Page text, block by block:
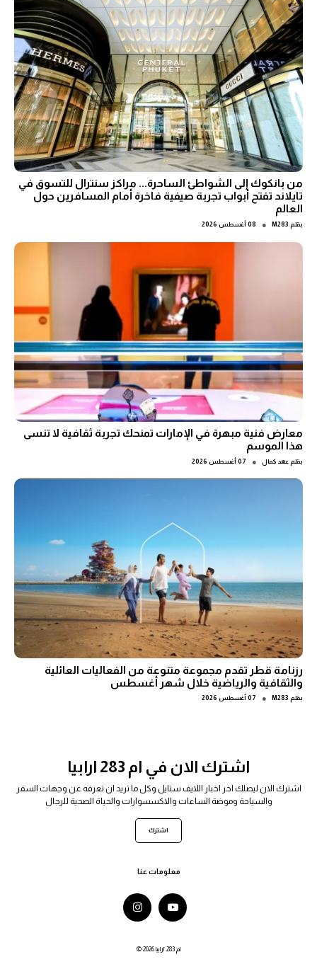
من بانكوك إلى الشواطئ الساحرة... مراكز سنترال للتسوق في
تايلاند تفتح أبواب تجربة صيفية فاخرة أمام المسافرين حول
العالم
بقلم M283
● 08 أغسطس 2026
معارض فنية مبهرة في الإمارات تمنحك تجربة ثقافية لا تنسى
هذا الموسم
بقلم عهد كمال ● 07 أغسطس 2026
رزنامة قطر تقدم مجموعة متنوعة من الفعاليات العائلية
والثقافية والرياضية خلال شهر أغسطس
بقلم M283
● 07 أغسطس 2026
اشترك الان في ام 283 ارابيا
اشترك الان ليصلك اخر اخبار اللايف ستايل وكل ما تريد ان تعرفه عن وجهات السفر
والسياحة وموضة الساعات والاكسسوارات والحياة الصحية للرجال
اشترك
معلومات عنا
© 2026 ام 283 ارابيا